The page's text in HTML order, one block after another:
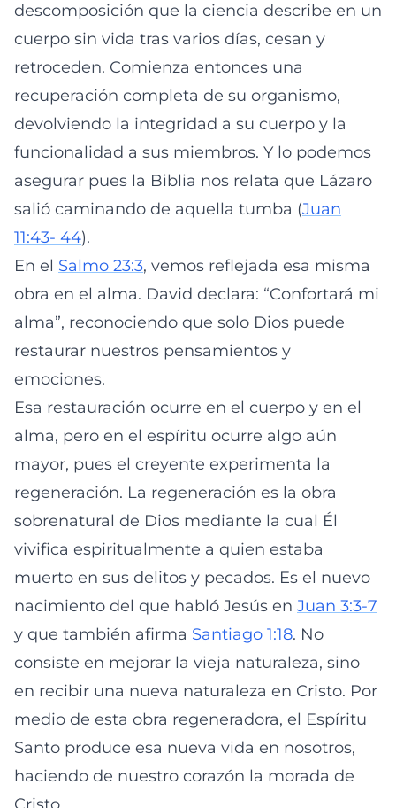
descomposición que la ciencia describe en un
cuerpo sin vida tras varios días, cesan y
retroceden. Comienza entonces una
recuperación completa de su organismo,
devolviendo la integridad a su cuerpo y la
funcionalidad a sus miembros. Y lo podemos
asegurar pues la Biblia nos relata que Lázaro
salió caminando de aquella tumba (Juan
11:43- 44).
En el Salmo 23:3, vemos reflejada esa misma
obra en el alma. David declara: “Confortará mi
alma”, reconociendo que solo Dios puede
restaurar nuestros pensamientos y
emociones.
Esa restauración ocurre en el cuerpo y en el
alma, pero en el espíritu ocurre algo aún
mayor, pues el creyente experimenta la
regeneración. La regeneración es la obra
sobrenatural de Dios mediante la cual Él
vivifica espiritualmente a quien estaba
muerto en sus delitos y pecados. Es el nuevo
nacimiento del que habló Jesús en Juan 3:3-7
y que también afirma Santiago 1:18. No
consiste en mejorar la vieja naturaleza, sino
en recibir una nueva naturaleza en Cristo. Por
medio de esta obra regeneradora, el Espíritu
Santo produce esa nueva vida en nosotros,
haciendo de nuestro corazón la morada de